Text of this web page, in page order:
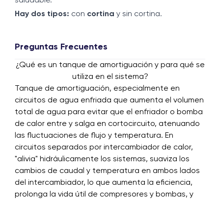
Hay dos tipos: con cortina y sin cortina.
Preguntas Frecuentes
¿Qué es un tanque de amortiguación y para qué se
utiliza en el sistema?
Tanque de amortiguación, especialmente en
circuitos de agua enfriada que aumenta el volumen
total de agua para evitar que el enfriador o bomba
de calor entre y salga en cortocircuito, atenuando
las fluctuaciones de flujo y temperatura. En
circuitos separados por intercambiador de calor,
"alivia" hidráulicamente los sistemas, suaviza los
cambios de caudal y temperatura en ambos lados
del intercambiador, lo que aumenta la eficiencia,
prolonga la vida útil de compresores y bombas, y